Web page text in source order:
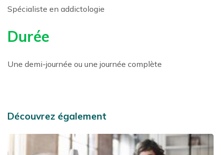
Spécialiste en addictologie
Durée
Une demi-journée ou une journée complète
Découvrez également